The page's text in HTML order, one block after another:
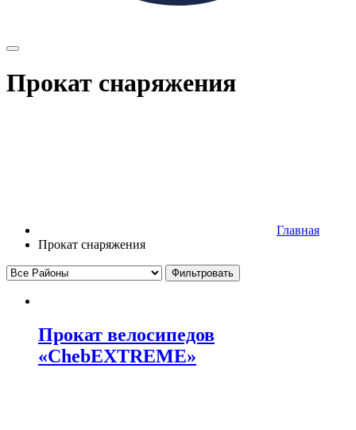
Прокат снаряжения
Главная
Прокат снаряжения
Фильтровать
Прокат велосипедов
«ChebEXTREME»